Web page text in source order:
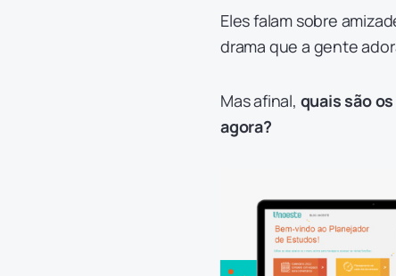
Eles falam sobre
drama que a gente
Mas afinal, quais são
agora?